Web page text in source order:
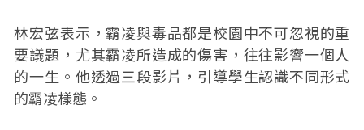
林宏弦表示，霸凌與毒品都是校園中不可忽視的重
要議題，尤其霸凌所造成的傷害，往往影響一個人
的一生。他透過三段影片，引導學生認識不同形式
的霸凌樣態。